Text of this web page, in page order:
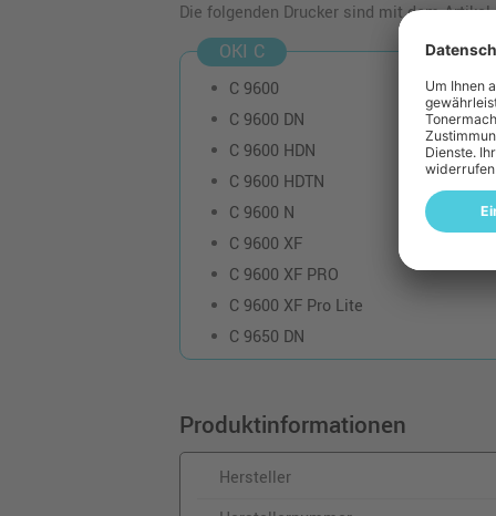
o. MwSt.357,97 €
425,98 €
inkl. MwSt.zzgl. Versand
Kompatibler Toner
Oki 42918916 schwarz
zzgl. Versand
Die folgenden Drucker sind mit dem
OKI C
C 9600
C 9600 DN
C 9600 HDN
C 9600 HDTN
C 9600 N
C 9600 XF
C 9600 XF PRO
C 9600 XF Pro Lite
C 9650 DN
Produktinformationen
Hersteller